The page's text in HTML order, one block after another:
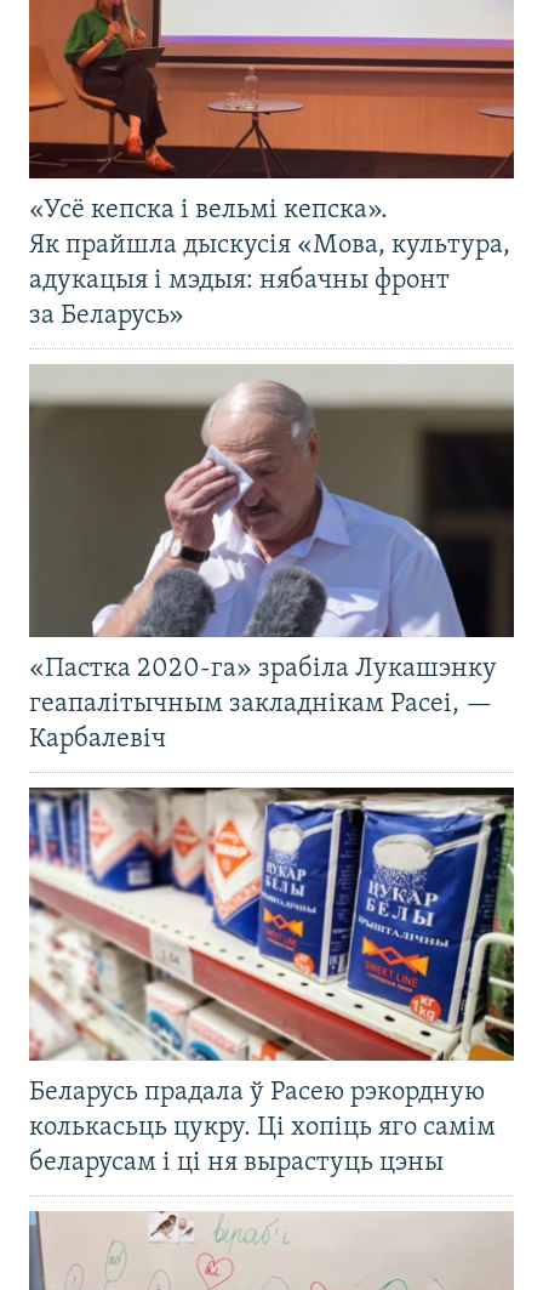
«Усё кепска і вельмі кепска».
Як прайшла дыскусія «Мова, культура,
адукацыя і мэдыя: нябачны фронт
за Беларусь»
«Пастка 2020-га» зрабіла Лукашэнку
геапалітычным закладнікам Расеі, —
Карбалевіч
Беларусь прадала ў Расею рэкордную
колькасьць цукру. Ці хопіць яго самім
беларусам і ці ня вырастуць цэны